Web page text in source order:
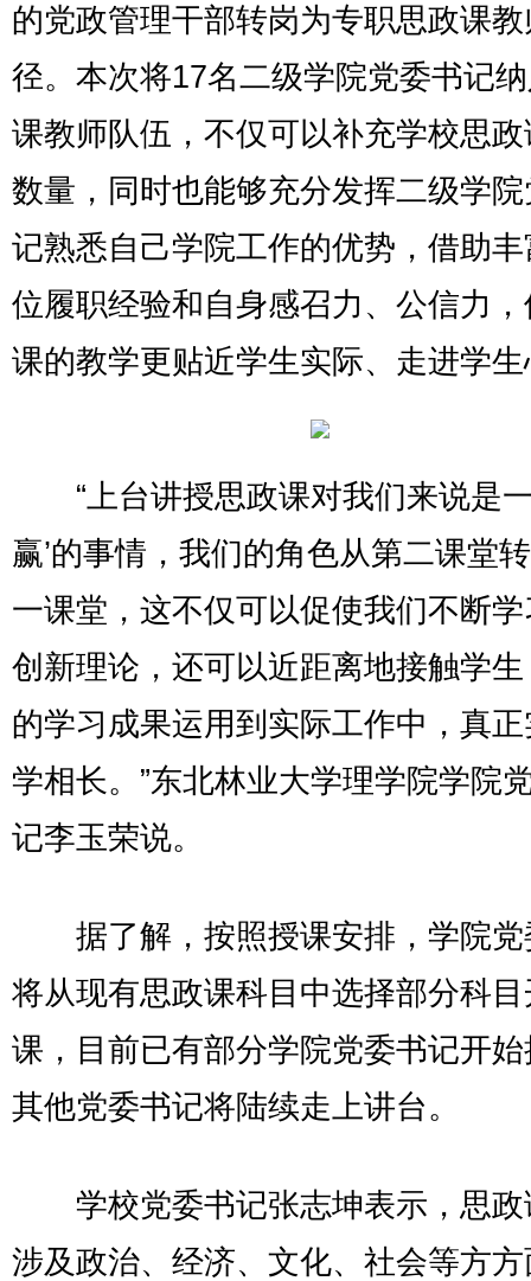
的党政管理干部转岗为专职思政课
径。本次将17名二级学院党委书记
课教师队伍，不仅可以补充学校思
数量，同时也能够充分发挥二级学
记熟悉自己学院工作的优势，借助
位履职经验和自身感召力、公信力
课的教学更贴近学生实际、走进学
“上台讲授思政课对我们来说是一
赢’的事情，我们的角色从第二课堂
一课堂，这不仅可以促使我们不断
创新理论，还可以近距离地接触学
的学习成果运用到实际工作中，真
学相长。”东北林业大学理学院学院
记李玉荣说。
据了解，按照授课安排，学院党
将从现有思政课科目中选择部分科
课，目前已有部分学院党委书记开
其他党委书记将陆续走上讲台。
学校党委书记张志坤表示，思政
涉及政治、经济、文化、社会等方